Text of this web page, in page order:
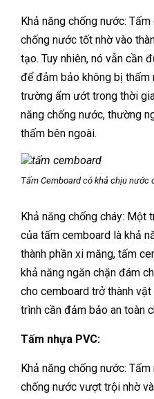
Khả năng chống nước:
chống nước tốt nhờ vào
tạo. Tuy nhiên, nó vẫn cần
để đảm bảo không bị
trường ẩm ướt trong thời
năng chống nước, thường
thấm bên ngoài.
Tấm Cemboard có khả chịu nước
Khả năng chống cháy:
của tấm cemboard là khả
thành phần xi măng, tấm
khả năng ngăn chặn đám
cho cemboard trở thành
trình cần đảm bảo an toàn
Tấm nhựa PVC:
Khả năng chống nước:
chống nước vượt trội nhờ